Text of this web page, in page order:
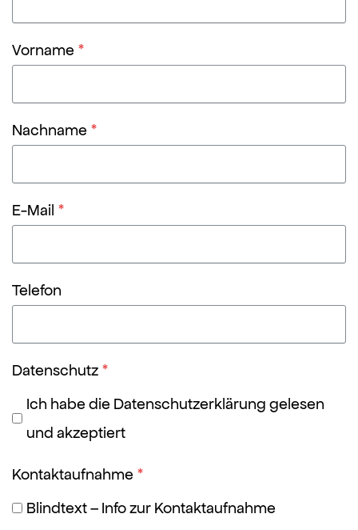
Vorname *
Nachname *
E-Mail *
Telefon
Datenschutz *
Ich habe die Datenschutzerklärung gelesen
und akzeptiert
Kontaktaufnahme *
Blindtext – Info zur Kontaktaufnahme